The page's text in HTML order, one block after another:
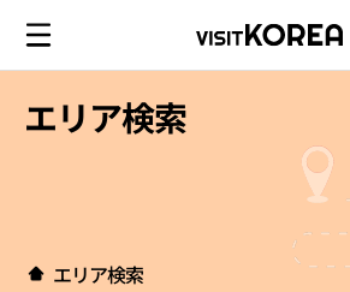
エリア検索
エリア検索